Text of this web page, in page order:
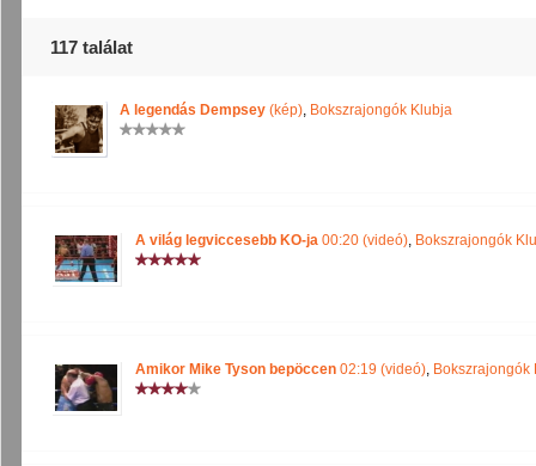
117 találat
A legendás Dempsey (kép), Bokszrajongók Klubja
A világ legviccesebb KO-ja 00:20 (videó), Bokszrajongók
Amikor Mike Tyson bepöccen 02:19 (videó), Bokszrajongók